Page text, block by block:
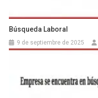
Búsqueda Laboral
9 de septiembre de 2025